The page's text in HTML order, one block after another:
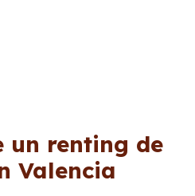
un renting de
Valencia